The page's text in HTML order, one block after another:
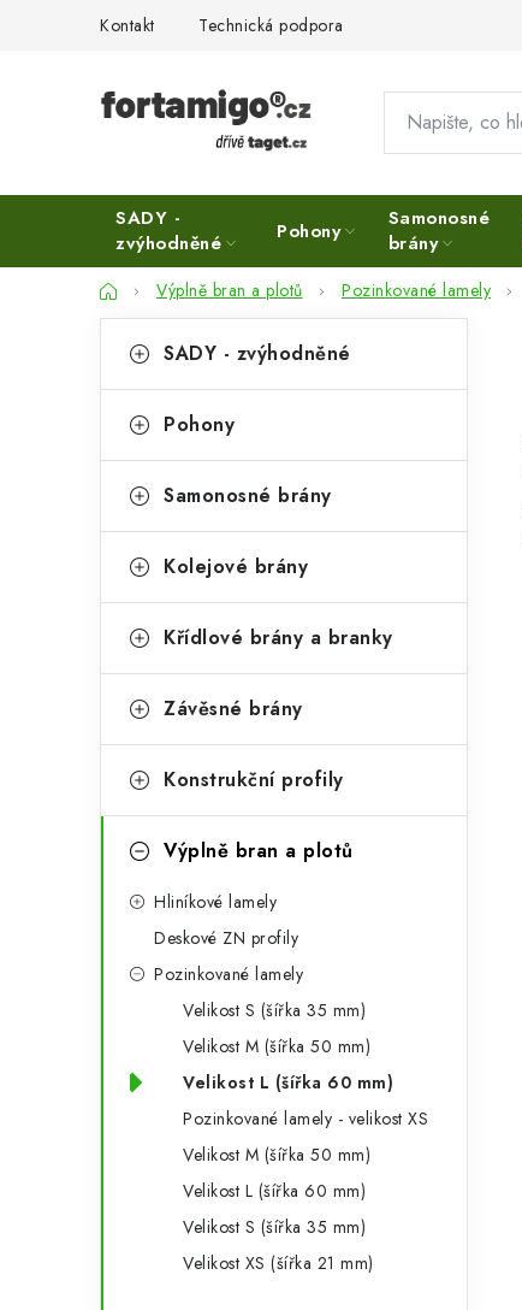
Kontakt Technická podpora
SADY -
zvýhodněné
Pohony
Samonosné
brány
DomůVýplně bran a plotů Pozinkované lamely
o
t
r
n
n
p
kategorie
a
e
o
i
SADY - zvýhodněné
Pohony
Samonosné brány
Kolejové brány
Křídlové brány a branky
Závěsné brány
Konstrukční profily
Výplně bran a plotů
Hliníkové lamely
Deskové ZN profily
Pozinkované lamely
Velikost S (šířka 35 mm)
Velikost M (šířka 50 mm)
Velikost L (šířka 60 mm)
Pozinkované lamely - velikost XS
Velikost M (šířka 50 mm)
Velikost L (šířka 60 mm)
Velikost S (šířka 35 mm)
Velikost XS (šířka 21 mm)